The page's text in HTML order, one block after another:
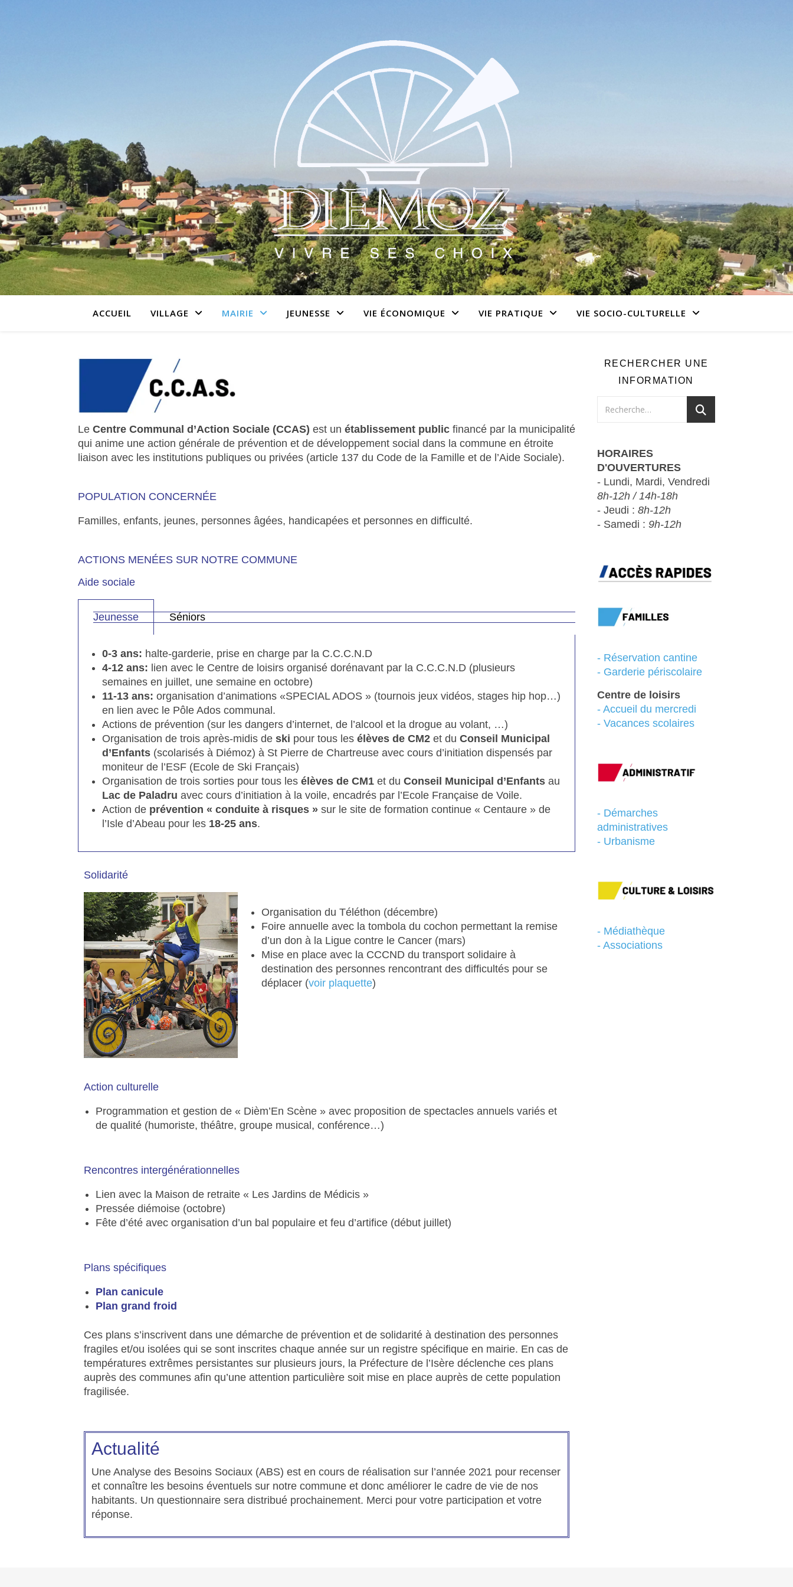
ACCUEIL VILLAGE MAIRIE JEUNESSE VIE ÉCONOMIQUE VIE PRATIQUE VIE SOCIO-CULTURELLE
Le Centre Communal d’Action Sociale (CCAS) est un établissement public financé par la municipalité
qui anime une action générale de prévention et de développement social dans la commune en étroite
liaison avec les institutions publiques ou privées (article 137 du Code de la Famille et de l’Aide Sociale).
POPULATION CONCERNÉE
Familles, enfants, jeunes, personnes âgées, handicapées et personnes en difficulté.
ACTIONS MENÉES SUR NOTRE COMMUNE
Aide sociale
Jeunesse Séniors
0-3 ans: halte-garderie, prise en charge par la C.C.C.N.D
4-12 ans: lien avec le Centre de loisirs organisé dorénavant par la C.C.C.N.D (plusieurs
semaines en juillet, une semaine en octobre)
11-13 ans: organisation d’animations «SPECIAL ADOS » (tournois jeux vidéos, stages hip hop…)
en lien avec le Pôle Ados communal.
Actions de prévention (sur les dangers d’internet, de l’alcool et la drogue au volant, …)
Organisation de trois après-midis de ski pour tous les élèves de CM2 et du Conseil Municipal
d’Enfants (scolarisés à Diémoz) à St Pierre de Chartreuse avec cours d’initiation dispensés par
moniteur de l’ESF (Ecole de Ski Français)
Organisation de trois sorties pour tous les élèves de CM1 et du Conseil Municipal d’Enfants au
Lac de Paladru avec cours d’initiation à la voile, encadrés par l’Ecole Française de Voile.
Action de prévention « conduite à risques » sur le site de formation continue « Centaure » de
l’Isle d’Abeau pour les 18-25 ans.
Solidarité
Organisation du Téléthon (décembre)
Foire annuelle avec la tombola du cochon permettant la remise
d’un don à la Ligue contre le Cancer (mars)
Mise en place avec la CCCND du transport solidaire à
destination des personnes rencontrant des difficultés pour se
déplacer (voir plaquette)
Action culturelle
Programmation et gestion de « Dièm’En Scène » avec proposition de spectacles annuels variés et
de qualité (humoriste, théâtre, groupe musical, conférence…)
Rencontres intergénérationnelles
Lien avec la Maison de retraite « Les Jardins de Médicis »
Pressée diémoise (octobre)
Fête d’été avec organisation d’un bal populaire et feu d’artifice (début juillet)
Plans spécifiques
Plan canicule
Plan grand froid
Ces plans s’inscrivent dans une démarche de prévention et de solidarité à destination des personnes
fragiles et/ou isolées qui se sont inscrites chaque année sur un registre spécifique en mairie. En cas de
températures extrêmes persistantes sur plusieurs jours, la Préfecture de l’Isère déclenche ces plans
auprès des communes afin qu’une attention particulière soit mise en place auprès de cette population
fragilisée.
Actualité
Une Analyse des Besoins Sociaux (ABS) est en cours de réalisation sur l’année 2021 pour recenser
et connaître les besoins éventuels sur notre commune et donc améliorer le cadre de vie de nos
habitants. Un questionnaire sera distribué prochainement. Merci pour votre participation et votre
réponse.
RECHERCHER UNE
INFORMATION
HORAIRES
D'OUVERTURES
- Lundi, Mardi, Vendredi
8h-12h / 14h-18h
- Jeudi : 8h-12h
- Samedi : 9h-12h
- Réservation cantine
- Garderie périscolaire
Centre de loisirs
- Accueil du mercredi
- Vacances scolaires
- Démarches
administratives
- Urbanisme
- Médiathèque
- Associations